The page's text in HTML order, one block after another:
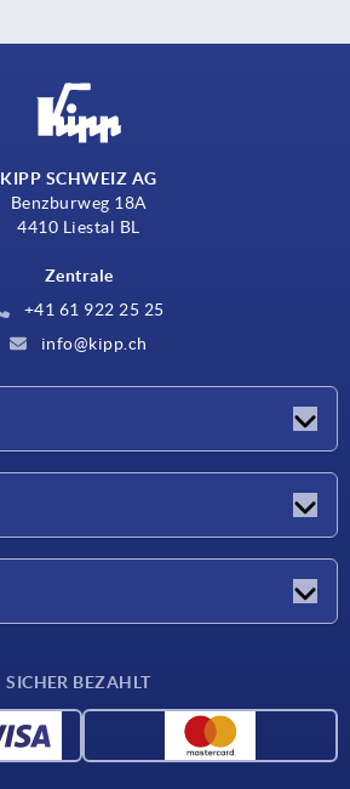
KIPP SCHWEIZ AG
Benzburweg 18A
4410 Liestal BL
Zentrale
+41 61 922 25 25
info@kipp.ch
SICHER BEZAHLT